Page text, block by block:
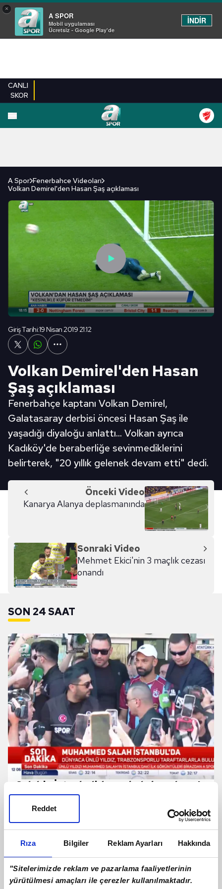
Rıza Bilgiler Reklam Ayarları Hakkında
"Sitelerimizde reklam ve pazarlama faaliyetlerinin
yürütülmesi amaçları ile çerezler kullanılmaktadır.
Reddet
×
A SPOR
Mobil uygulaması
Ücretsiz - Google Play'de
İNDİR
CANLI
SKOR
FUTBOL
A Spor Fenerbahce Videoları
Volkan Demirel'den Hasan Şaş açıklaması
Giriş Tarihi:19 Nisan 2019 21:12
Volkan Demirel'den Hasan
Şaş açıklaması
Fenerbahçe kaptanı Volkan Demirel,
Galatasaray derbisi öncesi Hasan Şaş ile
yaşadığı diyaloğu anlattı... Volkan ayrıca
Kadıköy'de beraberliğe sevinmediklerini
belirterek, "20 yıllık gelenek devam etti" dedi.
Önceki Video
Kanarya Alanya deplasmanında
Sonraki Video
Mehmet Ekici'nin 3 maçlık cezası
onandı
SON 24 SAAT
Salah'a İstanbul'da coşkulu karşılama!
İşte o anlar